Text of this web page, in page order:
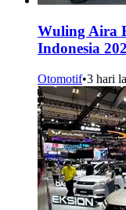
Wuling Aira
Indonesia
Otomotif•3 hari